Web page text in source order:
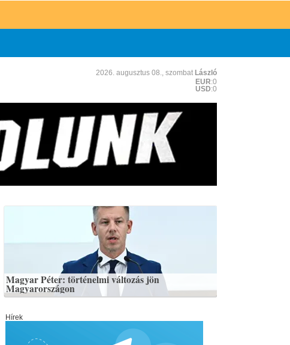
2026. augusztus 08., szombat László
EUR:0
USD:0
Magyar Péter: történelmi változás jön
Magyarországon
Hírek